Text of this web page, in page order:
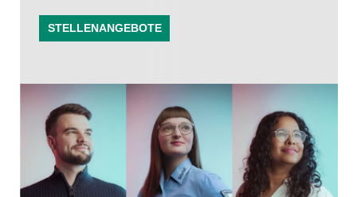
STELLENANGEBOTE